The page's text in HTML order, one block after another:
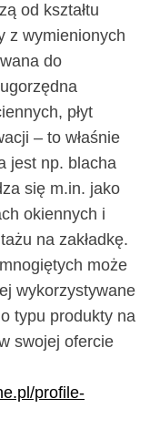
od kształtu
z wymienionych
do
płyt
– to właśnie
jest np. blacha
się m.in. jako
okiennych i
na zakładkę.
może
wykorzystywane
typu produkty na
swojej ofercie
profile-